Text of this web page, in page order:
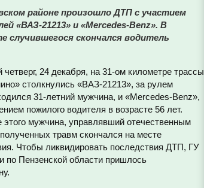
районе произошло ДТП с участием
«ВАЗ-21213» и «Mercedes-Benz». В
случившегося скончался водитель
24 декабря, на 31-ом километре трассы
столкнулись «ВАЗ-21213», за рулем
31-летний мужчина, и «Mercedes-Benz»,
пожилого водителя в возрасте 56 лет.
этого мужчина, управлявший отечественным
травм скончался на месте
Чтобы ликвидировать последствия ДТП, ГУ
по Пензенской области пришлось